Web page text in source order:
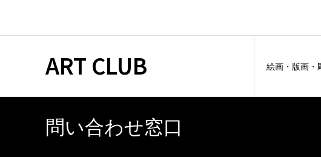
ART CLUB 絵画・版画・
問い合わせ窓口